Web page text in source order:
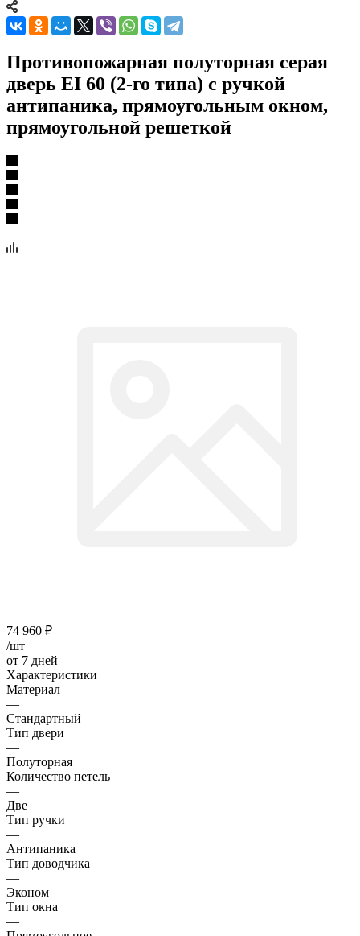
Противопожарная полуторная серая
дверь EI 60 (2-го типа) с ручкой
антипаника, прямоугольным окном,
прямоугольной решеткой
74 960 ₽
/шт
от 7 дней
Характеристики
Материал
—
Стандартный
Тип двери
—
Полуторная
Количество петель
—
Две
Тип ручки
—
Антипаника
Тип доводчика
—
Эконом
Тип окна
—